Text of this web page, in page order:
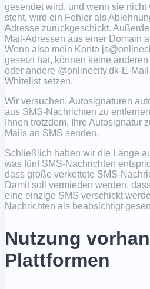
gesendet wird, und wenn sie nicht
steht, wird ein Fehler als
Adresse zurückgeschickt.
Mail-Adressen aus einer Domain
Wenn also mein Konto
gesetzt hat, können keine
oder andere @onlinecity.dk-E-
Whitelist setzen.
Wir versuchen, Autosignaturen
aus SMS-Nachrichten zu
Ihnen trotzdem, Ihre Autosignatur
Mails an SMS senden.
Schließlich haben wir die Länge
was fünf SMS-Nachrichten
dass große verkettete SMS-
Damit soll vermieden werden,
eine einzige SMS verschickt
Nachrichten als beabsichtigt
Nutzung
Plattformen